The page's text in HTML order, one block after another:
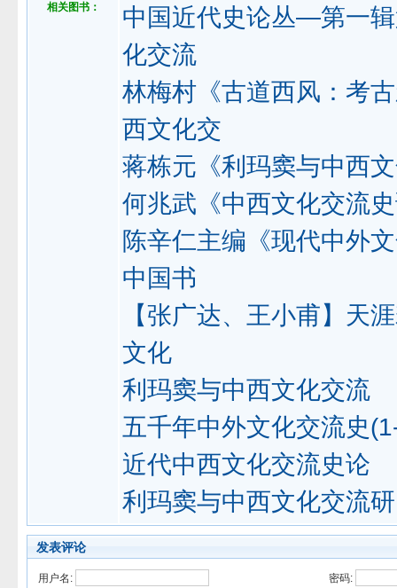
相关图书：
中国近代史论丛—第一
化交流
林梅村《古道西风：考
西文化交
蒋栋元《利玛窦与中西
何兆武《中西文化交流
陈辛仁主编《现代中外
中国书
【张广达、王小甫】
文化
利玛窦与中西文化交流
五千年中外文化交流史
近代中西文化交流史论
利玛窦与中西文化交流
发表评论
用户名: 密码: